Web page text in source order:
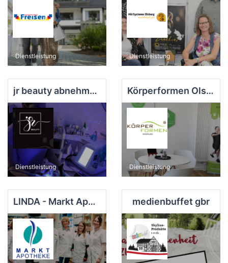
Dienstleistung Dienstleistung
jr beauty abnehmen im Liegen
Dienstleistung
Körperformen Olsberg
Dienstleistung
LINDA - Markt Apotheke medienbuffet gbr